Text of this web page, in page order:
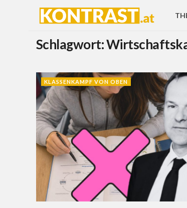
Schlagwort:
KLASSENKAMPF VON OBEN